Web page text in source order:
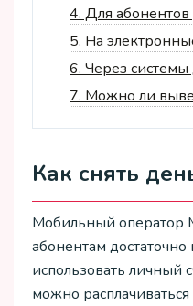
4. Для абонентов
5. На
6. Через
7. Можно ли
Как снять
Мобильный оператор
абонентам
использовать личный
можно